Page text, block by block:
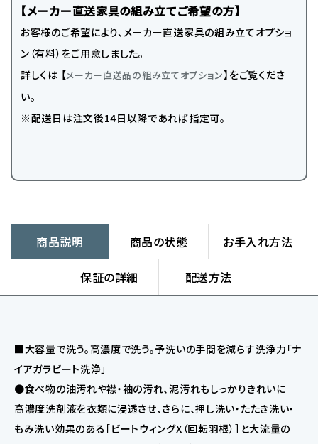
【メーカー直送家具の組み立てご希望の方】
お客様のご希望により、メーカー直送家具の組み立てオプショ
ン（有料）をご用意しました。
詳しくは 【メーカー直送品の組み立てオプション】をご覧くださ
い。
※配送日は注文後14日以降であれば指定可。
商品説明 商品の状態 お手入れ方法
保証の詳細 配送方法
■大容量で洗う。高濃度で洗う。予洗いの手間を減らす洗浄力「ナ
イアガラビート洗浄」
●食べ物の油汚れや襟・袖の汚れ、泥汚れもしっかりきれいに
高濃度洗剤液を衣類に浸透させ、さらに、押し洗い・たたき洗い・
もみ洗い効果のある［ビートウィングX（回転羽根）］と大流量の